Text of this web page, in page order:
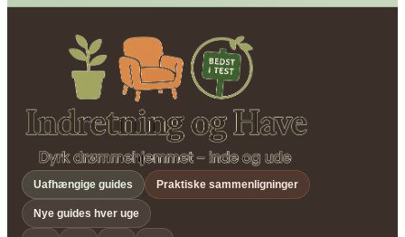
Uafhængige guides Praktiske sammenligninger
Nye guides hver uge